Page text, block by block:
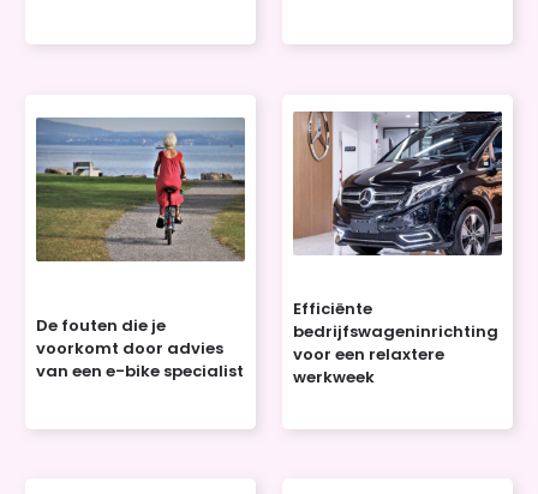
De fouten die je
voorkomt door advies
van een e-bike specialist
Efficiënte
bedrijfswageninrichting
voor een relaxtere
werkweek